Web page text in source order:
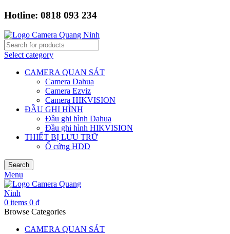
Hotline: 0818 093 234
Select category
CAMERA QUAN SÁT
Camera Dahua
Camera Ezviz
Camera HIKVISION
ĐẦU GHI HÌNH
Đầu ghi hình Dahua
Đầu ghi hình HIKVISION
THIẾT BỊ LƯU TRỮ
Ổ cứng HDD
Search
Menu
0 items 0 ₫
Browse Categories
CAMERA QUAN SÁT